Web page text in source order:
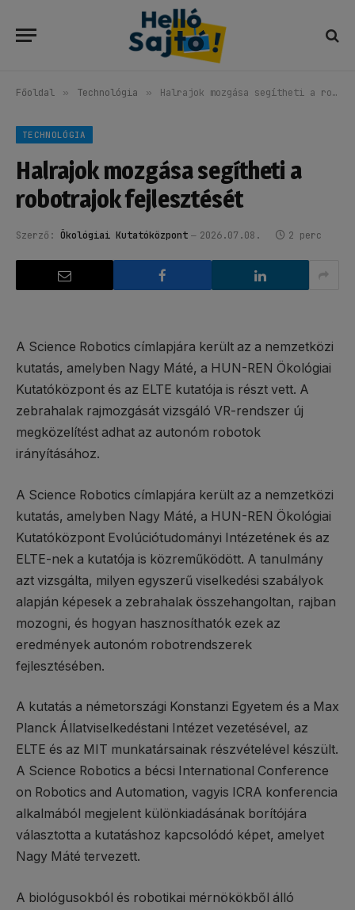
Főoldal » Technológia » Halrajok mozgása segítheti a robotrajok fejlesztését
TECHNOLÓGIA
Halrajok mozgása segítheti a
robotrajok fejlesztését
Szerző: Ökológiai Kutatóközpont 2026.07.08. 2 perc
A Science Robotics címlapjára került az a nemzetközi
kutatás, amelyben Nagy Máté, a HUN-REN Ökológiai
Kutatóközpont és az ELTE kutatója is részt vett. A
zebrahalak rajmozgását vizsgáló VR-rendszer új
megközelítést adhat az autonóm robotok
irányításához.
A Science Robotics címlapjára került az a nemzetközi
kutatás, amelyben Nagy Máté, a HUN-REN Ökológiai
Kutatóközpont Evolúciótudományi Intézetének és az
ELTE-nek a kutatója is közreműködött. A tanulmány
azt vizsgálta, milyen egyszerű viselkedési szabályok
alapján képesek a zebrahalak összehangoltan, rajban
mozogni, és hogyan hasznosíthatók ezek az
eredmények autonóm robotrendszerek
fejlesztésében.
A kutatás a németországi Konstanzi Egyetem és a Max
Planck Állatviselkedéstani Intézet vezetésével, az
ELTE és az MIT munkatársainak részvételével készült.
A Science Robotics a bécsi International Conference
on Robotics and Automation, vagyis ICRA konferencia
alkalmából megjelent különkiadásának borítójára
választotta a kutatáshoz kapcsolódó képet, amelyet
Nagy Máté tervezett.
A biológusokból és robotikai mérnökökből álló